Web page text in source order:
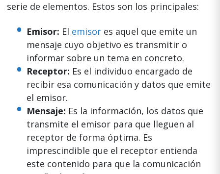
serie de elementos. Estos son los principales:
Emisor: El emisores aquel que emite un
mensaje cuyo objetivo es transmitir o
informar sobre un tema en concreto.
Receptor: Es el individuo encargado de
recibir esa comunicación y datos que emite
el emisor.
Mensaje: Es la información, los datos que
transmite el emisor para que lleguen al
receptor de forma óptima. Es
imprescindible que el receptor entienda
este contenido para que la comunicación